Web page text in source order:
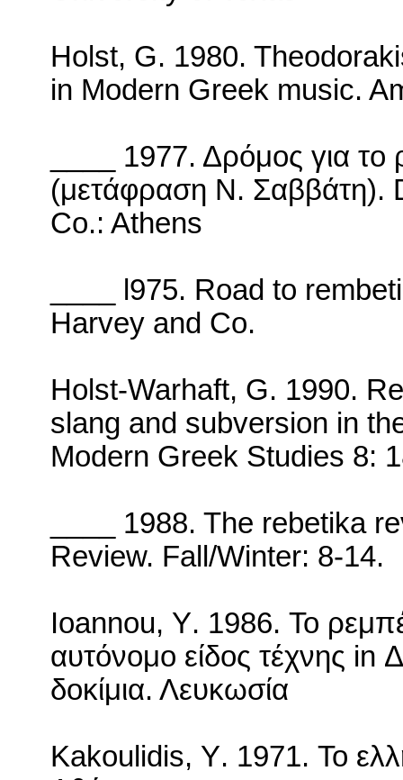
Holst, G. 1980.
in Modern Greek music.
____ 1977. Δρόμος για το
(μετάφραση Ν. Σαββάτη).
Co.: Athens
____ l975. Road to
Harvey and Co.
Holst-Warhaft, G. 1990.
slang and subversion in
Modern Greek Studies 8:
____ 1988. The rebetika
Review. Fall /Winter: 8-14.
Ioannou, Y. 1986. Το
αυτόνομο είδος τέχνης in
δοκίμια. Λευκωσία
Kakoulidis, Y. 1971. Το